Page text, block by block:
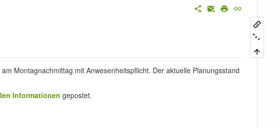
Montagnachmittag mit Anwesenheitspflicht. Der aktuelle Planungsstand
Informationen gepostet.